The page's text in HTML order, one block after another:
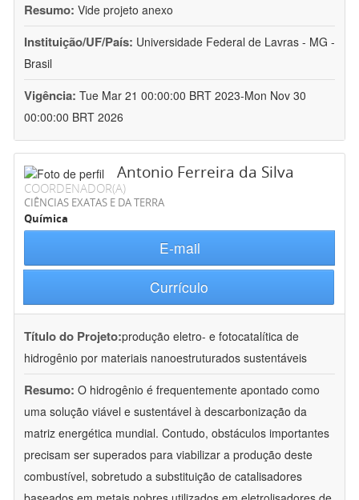
Resumo: Vide projeto anexo
Instituição/UF/País: Universidade Federal de Lavras - MG -
Brasil
Vigência: Tue Mar 21 00:00:00 BRT 2023-Mon Nov 30
00:00:00 BRT 2026
Antonio Ferreira da Silva
COORDENADOR(A)
CIÊNCIAS EXATAS E DA TERRA
Química
E-mail
Currículo
Título do Projeto:produção eletro- e fotocatalítica de
hidrogênio por materiais nanoestruturados sustentáveis
Resumo: O hidrogênio é frequentemente apontado como
uma solução viável e sustentável à descarbonização da
matriz energética mundial. Contudo, obstáculos importantes
precisam ser superados para viabilizar a produção deste
combustível, sobretudo a substituição de catalisadores